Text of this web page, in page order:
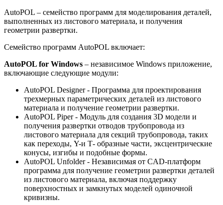
AutoPOL – семейство программ для моделирования деталей,
выполненных из листового материала, и получения
геометрии развертки.
Семейство программ AutoPOL включает:
AutoPOL for Windows – независимое Windows приложение,
включающие следующие модули:
AutoPOL Designer - Программа для проектирования
трехмерных параметрических деталей из листового
материала и получение геометрии развертки.
AutoPOL Piper - Модуль для создания 3D модели и
получения развертки отводов трубопровода из
листового материала для секций трубопровода, таких
как переходы, Y-и Т- образные части, эксцентрические
конусы, изгибы и подобные формы.
AutoPOL Unfolder - Независимая от CAD-платформ
программа для получение геометрии развертки деталей
из листового материала, включая поддержку
поверхностных и замкнутых моделей одиночной
кривизны.